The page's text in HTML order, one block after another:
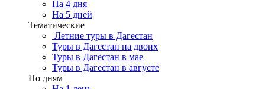
На 4 дня
На 5 дней
Тематические
Летние туры в Дагестан
Туры в Дагестан на двоих
Туры в Дагестан в мае
Туры в Дагестан в августе
По дням